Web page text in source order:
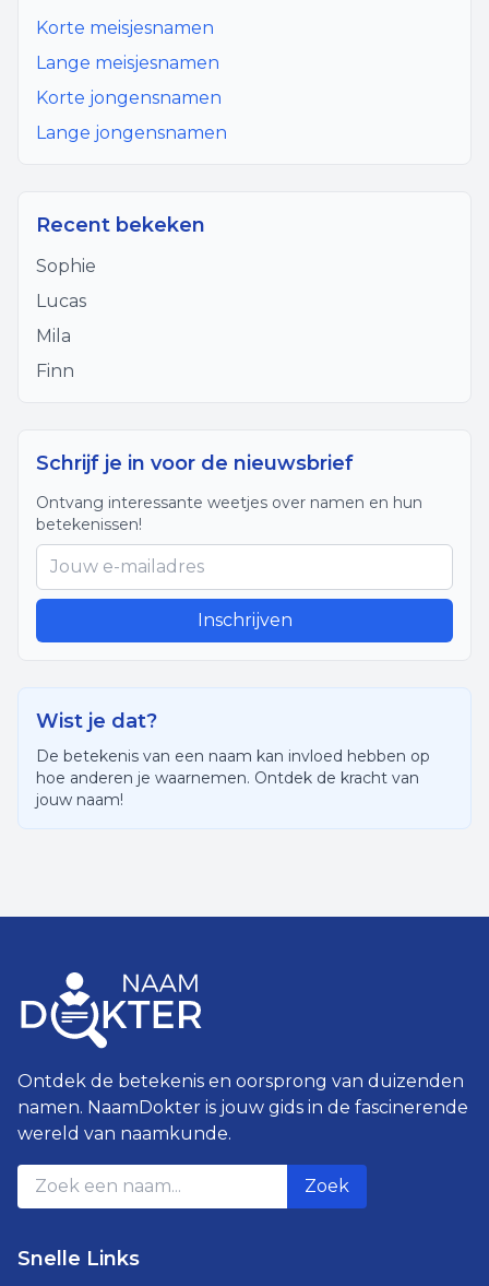
Korte meisjesnamen
Lange meisjesnamen
Korte jongensnamen
Lange jongensnamen
Recent bekeken
Sophie
Lucas
Mila
Finn
Schrijf je in voor de nieuwsbrief
Ontvang interessante weetjes over namen en hun
betekenissen!
Inschrijven
Wist je dat?
De betekenis van een naam kan invloed hebben op
hoe anderen je waarnemen. Ontdek de kracht van
jouw naam!
Ontdek de betekenis en oorsprong van duizenden
namen. NaamDokter is jouw gids in de fascinerende
wereld van naamkunde.
Zoek
Snelle Links